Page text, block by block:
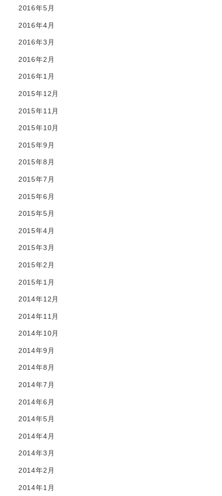
2016年5月
2016年4月
2016年3月
2016年2月
2016年1月
2015年12月
2015年11月
2015年10月
2015年9月
2015年8月
2015年7月
2015年6月
2015年5月
2015年4月
2015年3月
2015年2月
2015年1月
2014年12月
2014年11月
2014年10月
2014年9月
2014年8月
2014年7月
2014年6月
2014年5月
2014年4月
2014年3月
2014年2月
2014年1月